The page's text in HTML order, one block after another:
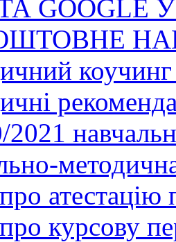
GOOGLE
2021
атестацію
курсову